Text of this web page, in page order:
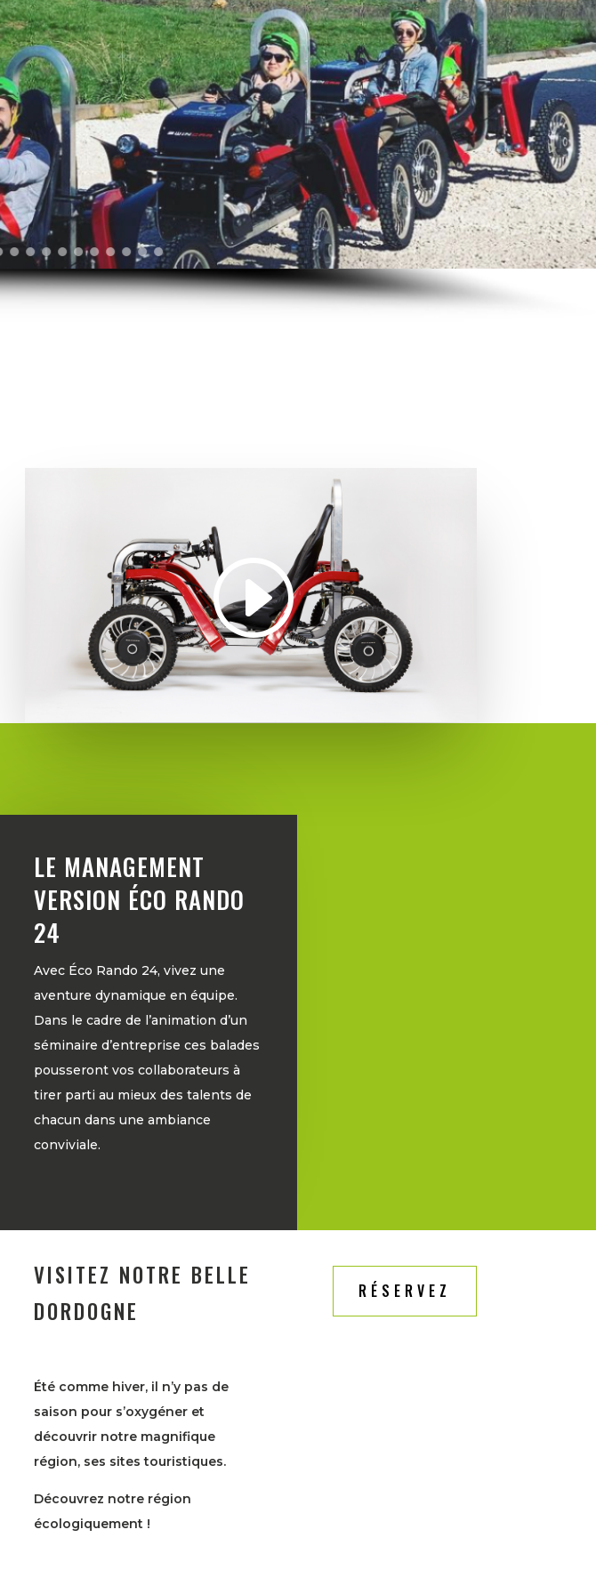
LE MANAGEMENT
VERSION ÉCO RANDO
24
Avec Éco Rando 24, vivez une
aventure dynamique en équipe.
Dans le cadre de l’animation d’un
séminaire d’entreprise ces balades
pousseront vos collaborateurs à
tirer parti au mieux des talents de
chacun dans une ambiance
conviviale.
VISITEZ NOTRE BELLE
DORDOGNE
Été comme hiver, il n’y pas de
saison pour s’oxygéner et
découvrir notre magnifique
région, ses sites touristiques.
Découvrez notre région
écologiquement !
RÉSERVEZ